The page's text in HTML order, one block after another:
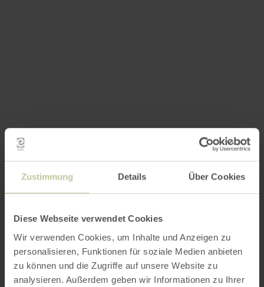
Zustimmung Details Über Cookies
Diese Webseite verwendet Cookies
Wir verwenden Cookies, um Inhalte und Anzeigen zu
personalisieren, Funktionen für soziale Medien anbieten
zu können und die Zugriffe auf unsere Website zu
analysieren. Außerdem geben wir Informationen zu Ihrer